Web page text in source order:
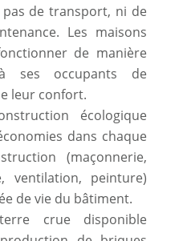
de transport, ni de
Les maisons
de manière
ses occupants de
leur confort.
écologique
dans chaque
(maçonnerie,
ventilation, peinture)
de vie du bâtiment.
crue disponible